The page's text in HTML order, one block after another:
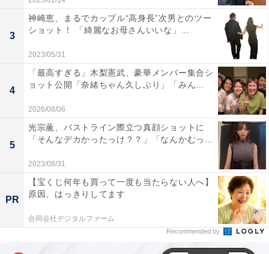
3
神崎恵、まるでカップル“高身長”次男とのツー
ショット！ 「綺麗なお母さんいいな」...
2023/05/31
4
「最高すぎる」木梨憲武、豪華メンバー集合シ
ョット公開「奈緒ちゃん久しぶり」「みん...
2026/08/06
5
光宗薫、バストライン際立つ真顔ショットに
「そんなデカかったっけ？？」「なんかむっ...
2023/08/31
PR
【宝くじ何年も買って一度も当たらない人へ】
原因、はっきりしてます
合同会社デジタルファーム
Recommended by